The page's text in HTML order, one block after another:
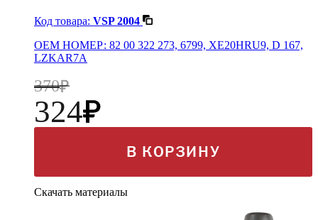
Код товара: VSP 2004
OEM НОМЕР: 82 00 322 273, 6799, XE20HRU9, D 167,
LZKAR7A
370
324
В КОРЗИНУ
Скачать материалы